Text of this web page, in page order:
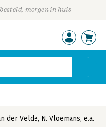
morgen in huis
der Velde, N. Vloemans, e.a.